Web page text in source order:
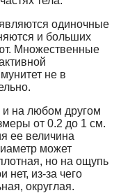
одиночные
и больших
Множественные
не в
и на любом другом
от 0.2 до 1 см.
ее величина
может
но на ощупь
нет, из-за чего
округлая.